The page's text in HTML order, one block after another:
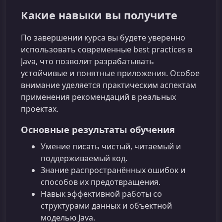
Какие навыки вы получите
По завершении курса вы будете уверенно
использовать современные best practices в
Java, что позволит разрабатывать
устойчивые и понятные приложения. Особое
внимание уделяется практическим аспектам
применения рекомендаций в реальных
проектах.
Основные результаты обучения
Умение писать чистый, читаемый и
поддерживаемый код.
Знание распространённых ошибок и
способов их предотвращения.
Навык эффективной работы со
структурами данных и объектной
моделью Java.